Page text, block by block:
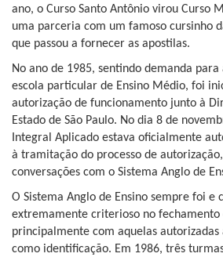
ano, o Curso Santo Antônio virou Curso
uma parceria com um famoso cursinho
que passou a fornecer as apostilas.
No ano de 1985, sentindo demanda
escola particular de Ensino Médio, foi
autorização de funcionamento junto à
Estado de São Paulo. No dia 8 de
Integral Aplicado estava oficialmente
à tramitação do processo de
conversações com o Sistema Anglo de
O Sistema Anglo de Ensino sempre foi e
extremamente criterioso no fechamento
principalmente com aquelas
como identificação. Em 1986, três